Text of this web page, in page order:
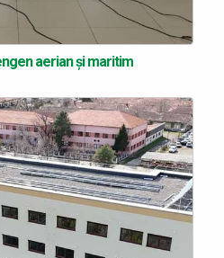
aerian și maritim